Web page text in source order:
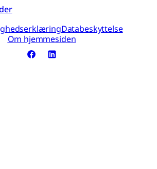
Databeskyttelse
Om hjemmesiden